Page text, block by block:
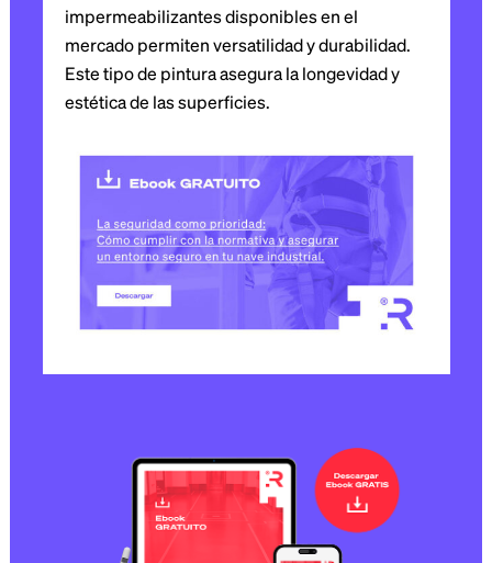
impermeabilizantes disponibles en el
mercado permiten versatilidad y durabilidad.
Este tipo de pintura asegura la longevidad y
estética de las superficies.